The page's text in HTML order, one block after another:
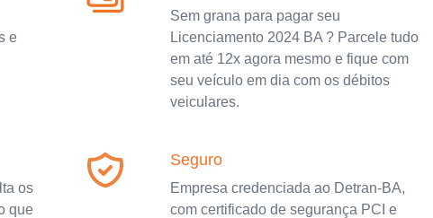
e
Sem grana para pagar seu
Licenciamento 2024 BA ? Parcele tudo
em até 12x agora mesmo e fique com
seu veículo em dia com os débitos
veiculares.
os
que
Seguro
Empresa credenciada ao Detran-BA,
com certificado de segurança PCI e